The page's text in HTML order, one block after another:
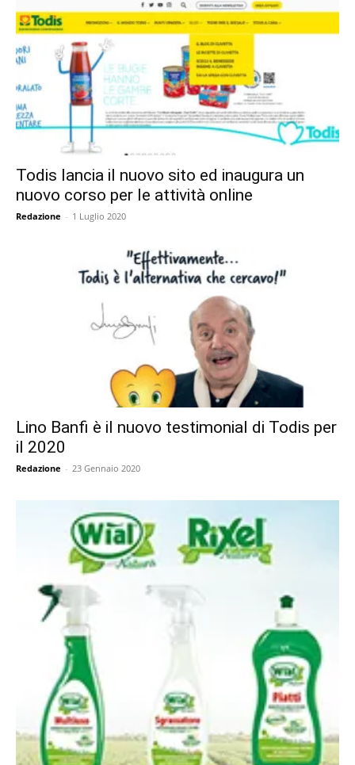
Todis lancia il nuovo sito ed inaugura un
nuovo corso per le attività online
Redazione - 1 Luglio 2020
Lino Banfi è il nuovo testimonial di Todis per
il 2020
Redazione - 23 Gennaio 2020